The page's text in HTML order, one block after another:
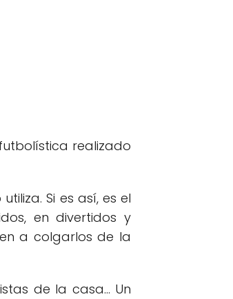
realizado
Si es así, es el
en divertidos y
a colgarlos de la
de la casa... Un